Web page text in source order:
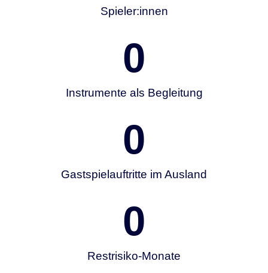
Spieler:innen
Instrumente als Begleitung
0
Gastspielauftritte im Ausland
0
Restrisiko-Monate
0